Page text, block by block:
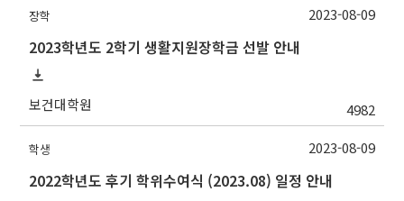
장학
2023학년도 2학기 생활지원장학금 선발 안내
보건대학원 4982
2023-08-09
학생
2022학년도 후기 학위수여식 (2023.08) 일정 안내
2023-08-09